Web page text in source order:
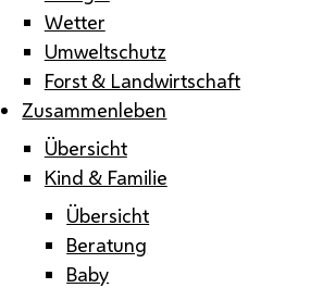
Wetter
Umweltschutz
Forst & Landwirtschaft
Zusammenleben
Übersicht
Kind & Familie
Übersicht
Beratung
Baby